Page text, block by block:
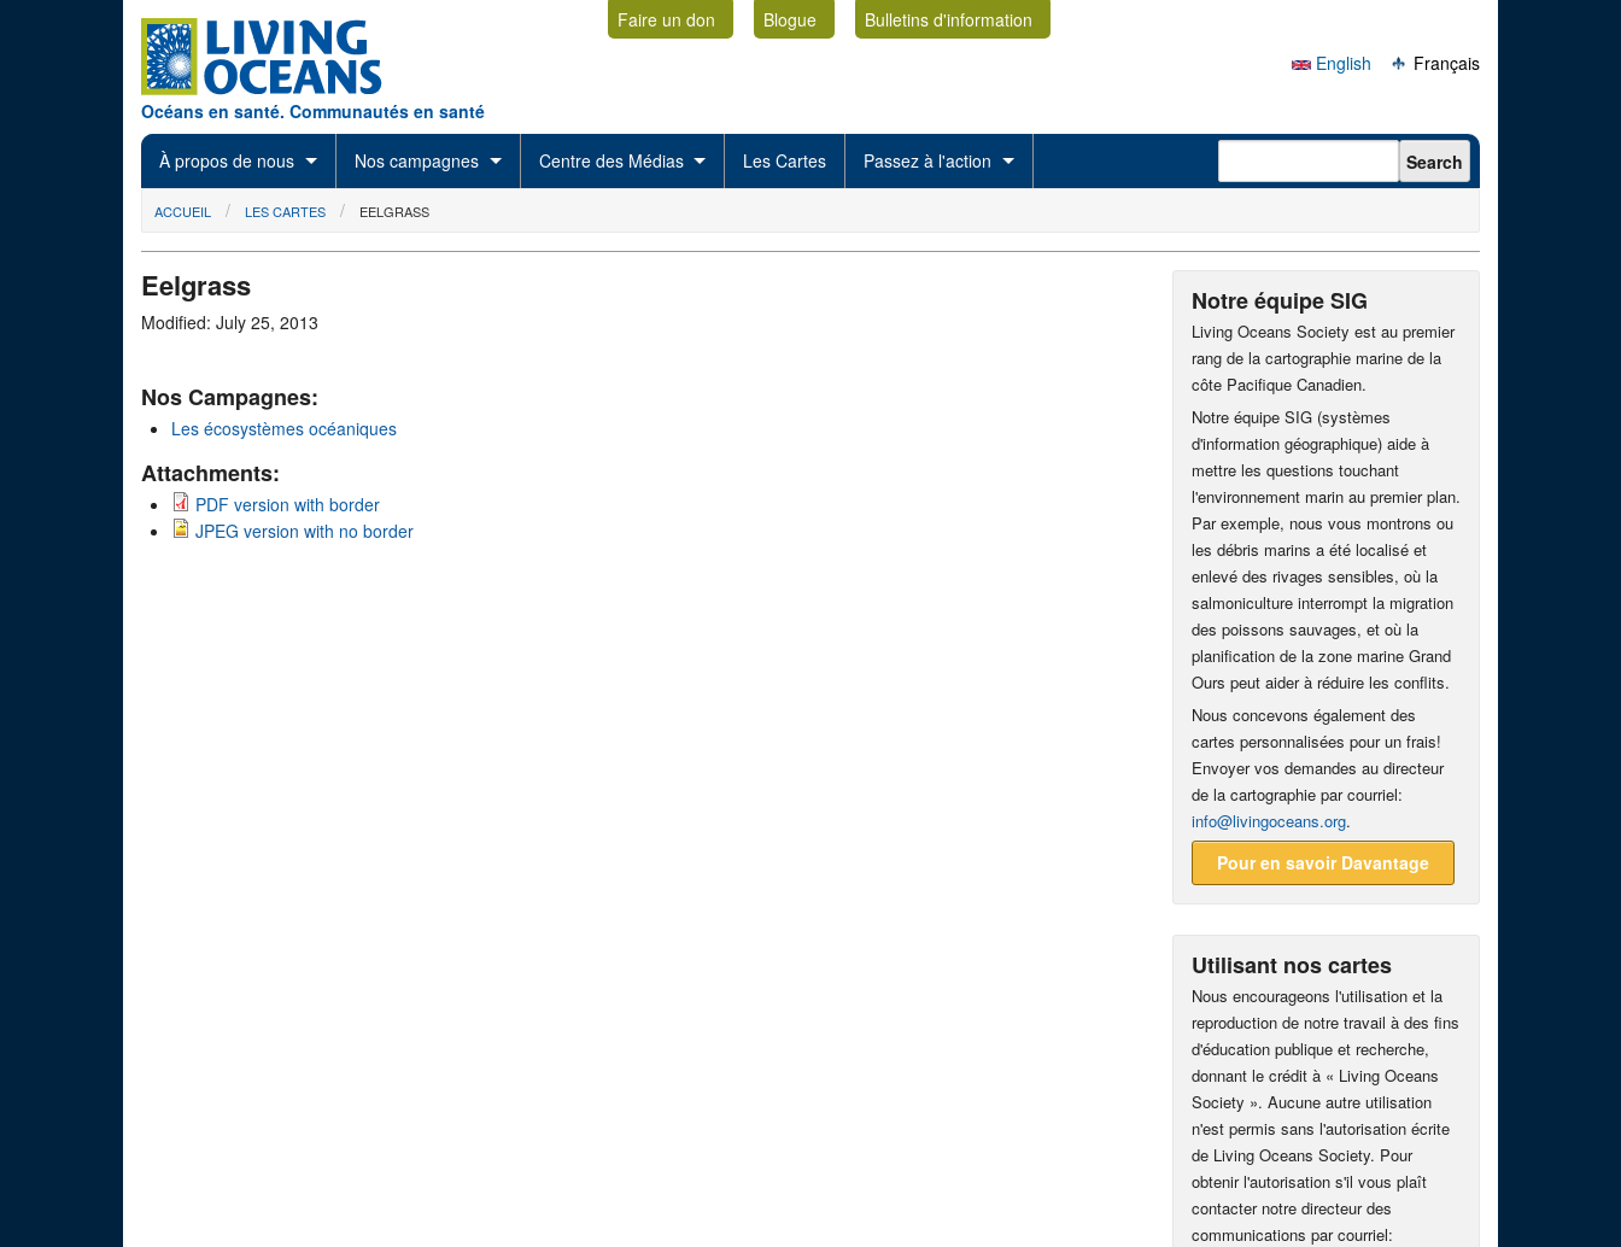
Océans en santé. Communautés en santé
Faire un don Blogue
Bulletins d'information
English
Français
À propos de nous Nos campagnes Centre des Médias Les Cartes Passez à l'action Search form Search
You are here
ACCUEIL LES CARTES EELGRASS
Eelgrass
Modified: July 25, 2013
Nos Campagnes:
Les écosystèmes océaniques
Attachments:
PDF version with border
JPEG version with no border
Notre équipe SIG
Living Oceans Society est au premier
rang de la cartographie marine de la
côte Pacifique Canadien.
Notre équipe SIG (systèmes
d'information géographique) aide à
mettre les questions touchant
l'environnement marin au premier plan.
Par exemple, nous vous montrons ou
les débris marins a été localisé et
enlevé des rivages sensibles, où la
salmoniculture interrompt la migration
des poissons sauvages, et où la
planification de la zone marine Grand
Ours peut aider à réduire les conflits.
Nous concevons également des
cartes personnalisées pour un frais!
Envoyer vos demandes au directeur
de la cartographie par courriel:
info@livingoceans.org.
Pour en savoir Davantage
Utilisant nos cartes
Nous encourageons l'utilisation et la
reproduction de notre travail à des fins
d'éducation publique et recherche,
donnant le crédit à « Living Oceans
Society ». Aucune autre utilisation
n'est permis sans l'autorisation écrite
de Living Oceans Society. Pour
obtenir l'autorisation s'il vous plaît
contacter notre directeur des
communications par courriel: